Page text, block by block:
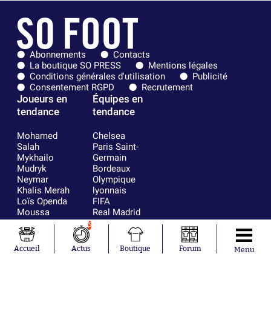
Abonnements
Contacts
La boutique SO PRESS
Mentions légales
Conditions générales d'utilisation
Publicité
Consentement RGPD
Recrutement
Joueurs en
tendance
Mohamed
Salah
Mykhailo
Mudryk
Neymar
Khalis Merah
Loïs Openda
Moussa
Niakhaté
Nicolás
Tagliafico
Pavel Šulc
Équipes en
tendance
Chelsea
Paris Saint-
Germain
Bordeaux
Olympique
lyonnais
FIFA
Real Madrid
RC Strasbourg
AC Milan
RC Lens
Accueil
5
Actus Boutique Forum Menu